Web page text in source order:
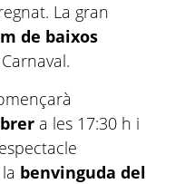
La gran
de baixos
a les 17:30 h i
benvinguda del